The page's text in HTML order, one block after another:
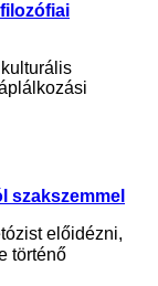
szakszemmel
előidézni,
történő